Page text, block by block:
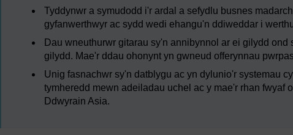
Tyddynwr a symudodd i'r ardal a sefydlu busnes
gyfanwerthwyr ac sydd wedi ehangu'n ddiweddar i
Dau wneuthurwr gitarau sy'n annibynnol ar ei gilydd
gilydd. Mae'r ddau ohonynt yn gwneud offerynnau
Unig fasnachwr sy'n datblygu ac yn dylunio'r systemau
tymheredd mewn adeiladau uchel ac y mae'r rhan fwyaf
Ddwyrain Asia.